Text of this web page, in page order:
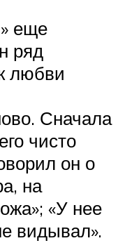
еще
ряд
любви
Сначала
чисто
он о
на
«У нее
видывал».